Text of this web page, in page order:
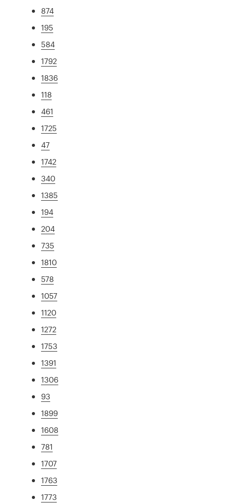
874
195
584
1792
1836
118
461
1725
47
1742
340
1385
194
204
735
1810
578
1057
1120
1272
1753
1391
1306
93
1899
1608
781
1707
1763
1773